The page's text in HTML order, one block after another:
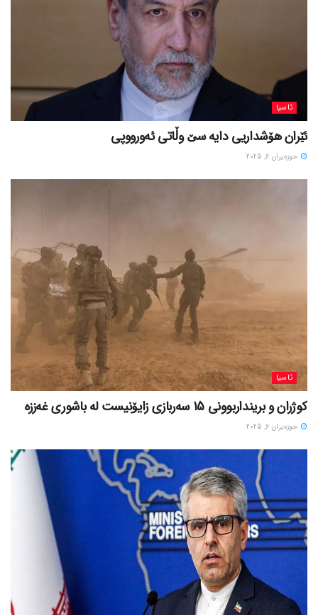
ئاسیا
ئێران هۆشداریی دایە سێ وڵاتی ئەورووپی
حوزه‌یران 6, 2025
ئاسیا
کوژران و برینداربوونی 15 سەربازی زایۆنیست لە باشوری غەززە
حوزه‌یران 6, 2025